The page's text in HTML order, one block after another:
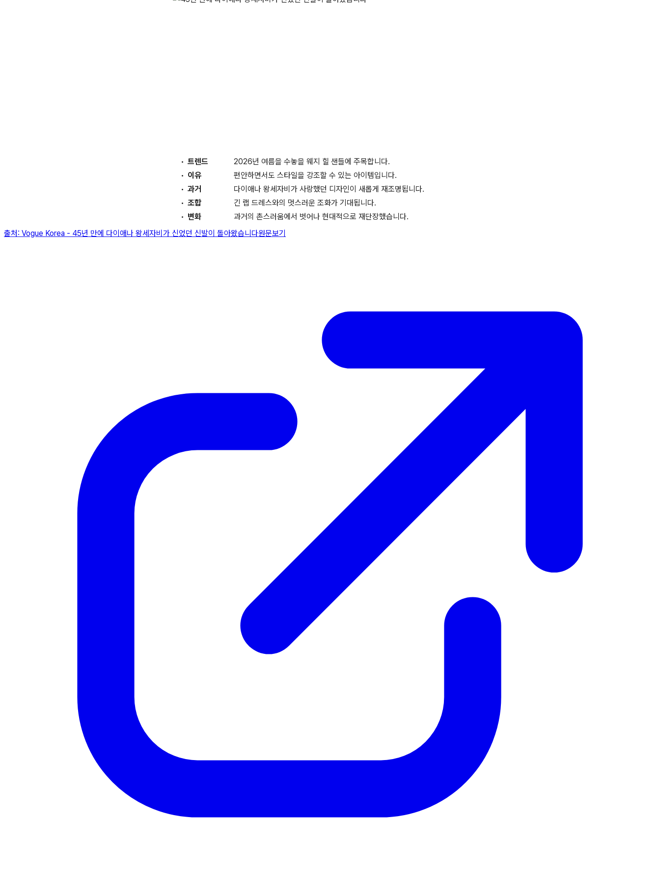
트렌드
2026년 여름을 수놓을 웨지 힐 샌들에 주목합니다.
이유
편안하면서도 스타일을 강조할 수 있는 아이템입니다.
과거
다이애나 왕세자비가 사랑했던 디자인이 새롭게 재조명됩니다.
조합
긴 랩 드레스와의 멋스러운 조화가 기대됩니다.
변화
과거의 촌스러움에서 벗어나 현대적으로 재단장했습니다.
출처: Vogue Korea - 45년 만에 다이애나 왕세자비가 신었던 신발이 돌아왔습니다원문보기